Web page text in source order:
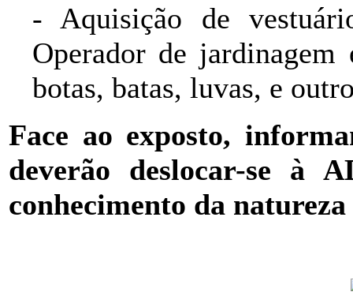
- Aquisição de
Operador de jardinagem
botas, batas, luvas, e
Face ao exposto,
deverão deslocar-se à
conhecimento da